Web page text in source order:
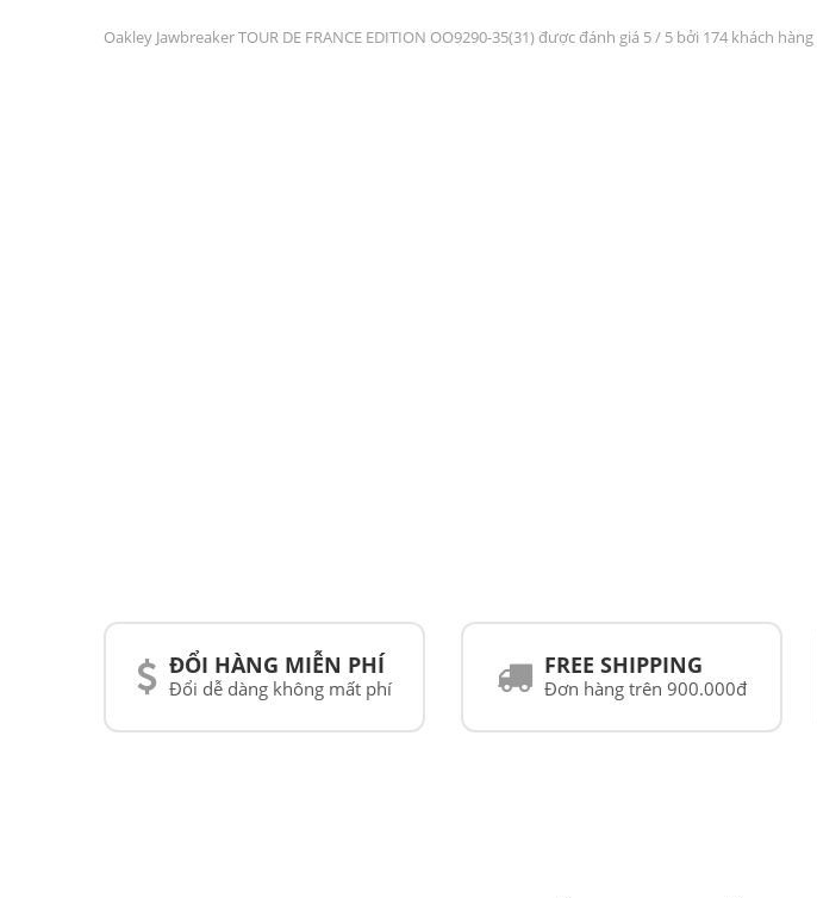
Oakley Jawbreaker TOUR DE FRANCE EDITION OO9290-35(31) được đánh giá 5/ 5 bởi 174 khách hàng
ĐỔI HÀNG MIỄN PHÍ
Đổi dễ dàng không mất phí
FREE SHIPPING
Đơn hàng trên 900.000đ